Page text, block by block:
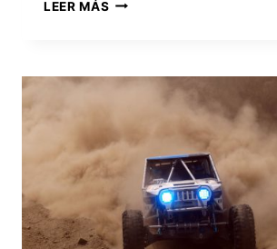
LEER MÁS
DE
IBERIAN
KING
TORROX
2021